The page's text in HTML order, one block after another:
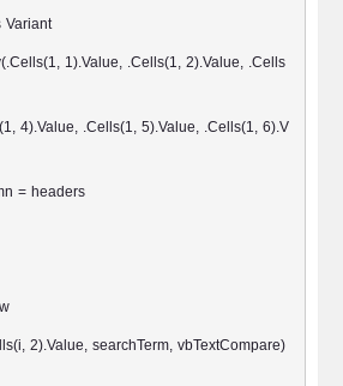
1).Value, .Cells(1, 2).Value, .Cells
4).Value, .Cells(1, 5).Value, .Cells(1, 6).V
= headers
2).Value, searchTerm, vbTextCompare)